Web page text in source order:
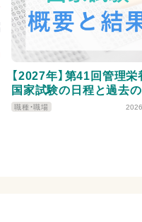
【2027年】第41回管理
国家試験の日程と過去
格者数・合格率・合格基
師の実体験を紹介！
職種・職場